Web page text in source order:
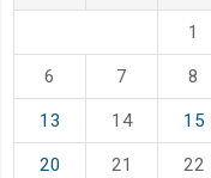
1
6 7 8
13 14 15
20 21 22